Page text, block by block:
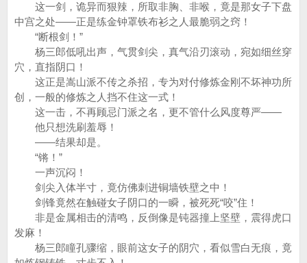
这一剑，诡异而狠辣，所取非胸、非喉，竟是那女子下盘
中宫之处——正是练金钟罩铁布衫之人最脆弱之窍！
“断根剑！”
杨三郎低吼出声，气贯剑尖，真气沿刃滚动，宛如细丝穿
穴，直指阴口！
这正是嵩山派不传之杀招，专为对付修炼金刚不坏神功所
创，一般的修炼之人挡不住这一式！
这一击，不再顾忌门派之名，更不管什么风度尊严——
他只想洗刷羞辱！
——结果却是。
“锵！”
一声沉闷！
剑尖入体半寸，竟仿佛刺进铜墙铁壁之中！
剑锋竟然在触碰女子阴口的一瞬，被死死“咬”住！
非是金属相击的清鸣，反倒像是钝器撞上坚壁，震得虎口
发麻！
杨三郎瞳孔骤缩，眼前这女子的阴穴，看似雪白无痕，竟